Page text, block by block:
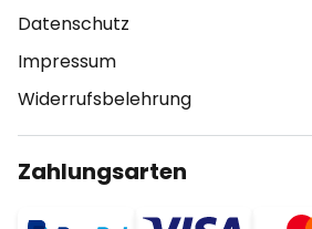
Datenschutz
Impressum
Widerrufsbelehrung
Zahlungsarten